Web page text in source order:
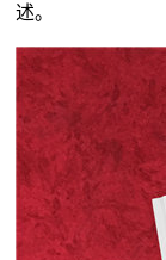
述。